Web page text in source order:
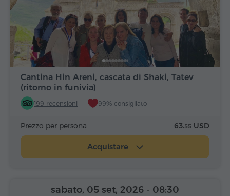
Cantina Hin Areni, cascata di Shaki, Tatev
(ritorno in funivia)
199 recensioni 99% consigliato
Prezzo per persona 63.55 USD
Acquistare
sabato, 05 set, 2026 - 08:30